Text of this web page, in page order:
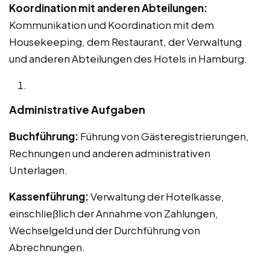
Koordination mit anderen Abteilungen:
Kommunikation und Koordination mit dem
Housekeeping, dem Restaurant, der Verwaltung
und anderen Abteilungen des Hotels in Hamburg.
Administrative Aufgaben
Buchführung: Führung von Gästeregistrierungen,
Rechnungen und anderen administrativen
Unterlagen.
Kassenführung:Verwaltung der Hotelkasse,
einschließlich der Annahme von Zahlungen,
Wechselgeld und der Durchführung von
Abrechnungen.